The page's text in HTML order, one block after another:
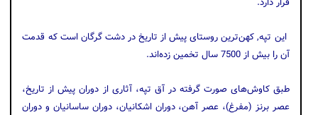
این تپه, کهن‌ترین روستای پیش از تاریخ در دشت گرگان است که قدمت
آن را بیش از 7500 سال تخمین زده‌اند.
طبق کاوش‌های صورت گرفته در آق تپه، آثاری از دوران پیش از تاریخ،
عصر برنز (مفرغ)، عصر آهن، دوران اشکانيان، دوران ساسانيان و دوران